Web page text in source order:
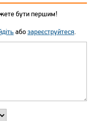
бути першим!
абозареєструйтеся.